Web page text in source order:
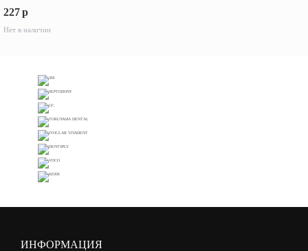
227p
Нет в наличии
ИНФОРМАЦИЯ